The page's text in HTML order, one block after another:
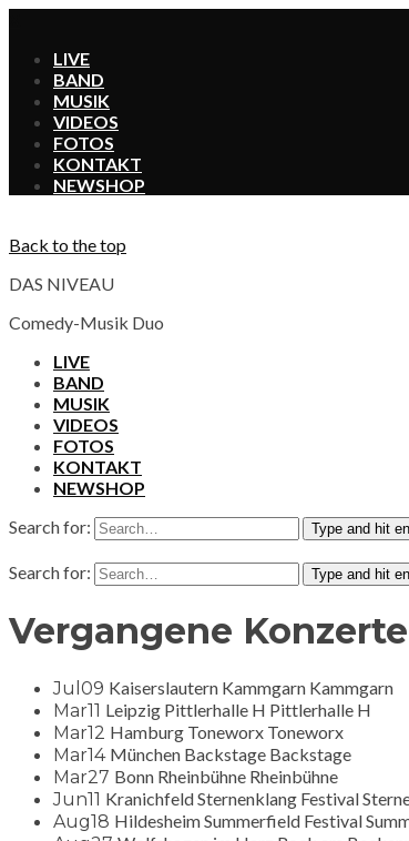
LIVE
BAND
MUSIK
VIDEOS
FOTOS
KONTAKT
SHOP
Back to the top
DAS NIVEAU
Comedy-Musik Duo
LIVE
BAND
MUSIK
VIDEOS
FOTOS
KONTAKT
SHOP
Search for:
Type and hit
Search for: Type and hit
Vergangene Konzerte
Jul 09 Kaiserslautern Kammgarn Kammgarn
Mar11 Leipzig Pittlerhalle H Pittlerhalle H
Mar12 Hamburg Toneworx Toneworx
Mar14 München Backstage Backstage
Mar27 Bonn Rheinbühne Rheinbühne
Jun11 KranichfeldSternenklang Festival
Aug18 HildesheimSummerfield Festival